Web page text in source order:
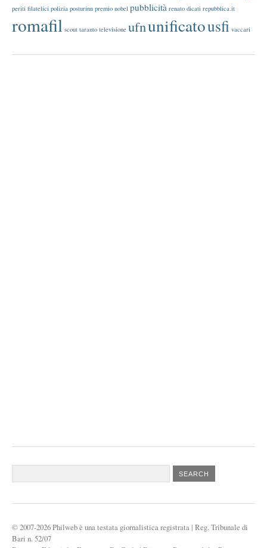
periti filatelici polizia posturinn premio nobel pubblicità renato dicati repubblica.it
romafil scout taranto televisione ufnunificatousfi vaccari
© 2007-2026 Philweb è una testata giornalistica registrata | Reg. Tribunale di
Bari n. 52/07